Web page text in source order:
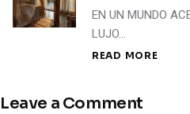
EN UN MUNDO
LUJO…
READ MORE
Leave a Comment